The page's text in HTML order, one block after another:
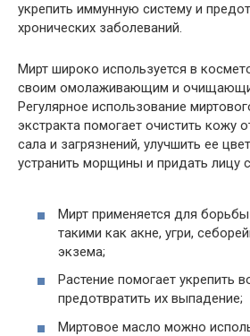
укрепить иммунную систему и
хронических заболеваний.
Мирт широко используется в
своим омолаживающим и
Регулярное использование
экстракта помогает очистить кожу
сала и загрязнений, улучшить ее
устранить морщины и придать лицу
Мирт применяется для
такими как акне, угри,
экзема;
Растение помогает укрепить
предотвратить их выпадение;
Миртовое масло можно